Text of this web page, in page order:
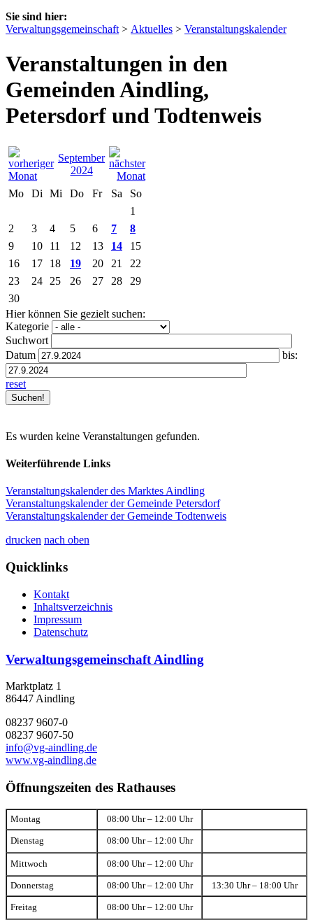
Sie sind hier:
Verwaltungsgemeinschaft > Aktuelles > Veranstaltungskalender
Veranstaltungen in den
Gemeinden Aindling,
Petersdorf und Todtenweis
September
2024
Mo
Di Mi Do Fr Sa
So
1
2
3 4 5 6 7
8
9
10 11 12 13 14
15
16
17 18 19 20 21
22
23
24 25 26 27 28
29
30
Hier können Sie gezielt suchen:
Kategorie
Suchwort
Datum
bis:
reset
Es wurden keine Veranstaltungen gefunden.
Weiterführende Links
Veranstaltungskalender des Marktes Aindling
Veranstaltungskalender der Gemeinde Petersdorf
Veranstaltungskalender der Gemeinde Todtenweis
drucken nach oben
Quicklinks
Kontakt
Inhaltsverzeichnis
Impressum
Datenschutz
Verwaltungsgemeinschaft Aindling
Marktplatz 1
86447 Aindling
08237 9607-0
08237 9607-50
info@vg-aindling.de
www.vg-aindling.de
Öffnungszeiten des Rathauses
Montag 08:00 Uhr – 12:00 Uhr
Dienstag 08:00 Uhr – 12:00 Uhr
Mittwoch 08:00 Uhr – 12:00 Uhr
Donnerstag 08:00 Uhr – 12:00 Uhr 13:30 Uhr – 18:00 Uhr
Freitag 08:00 Uhr – 12:00 Uhr